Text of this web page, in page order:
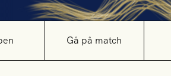
Gå på match